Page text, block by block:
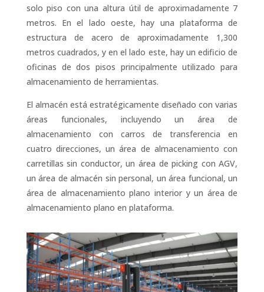
solo piso con una altura útil de aproximadamente 7
metros. En el lado oeste, hay una plataforma de
estructura de acero de aproximadamente 1,300
metros cuadrados, y en el lado este, hay un edificio de
oficinas de dos pisos principalmente utilizado para
almacenamiento de herramientas.
El almacén está estratégicamente diseñado con varias
áreas funcionales, incluyendo un área de
almacenamiento con carros de transferencia en
cuatro direcciones, un área de almacenamiento con
carretillas sin conductor, un área de picking con AGV,
un área de almacén sin personal, un área funcional, un
área de almacenamiento plano interior y un área de
almacenamiento plano en plataforma.